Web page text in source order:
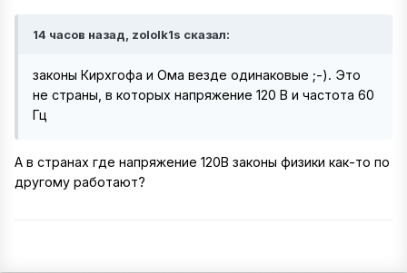
14 часов назад, zololk1s сказал:
законы Кирхгофа и Ома везде одинаковые ;-). Это
не страны, в которых напряжение 120 В и частота 60
Гц
А в странах где напряжение 120В законы физики как-то по
другому работают?